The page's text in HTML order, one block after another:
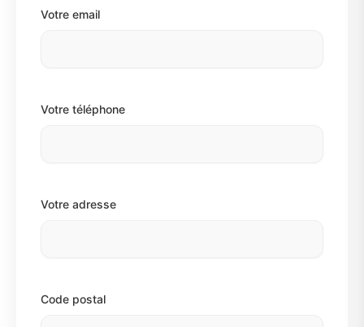
Votre email
Votre téléphone
Votre adresse
Code postal